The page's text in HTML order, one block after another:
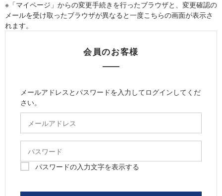
※「マイページ」からの変更手続きを行ったブラウザと、変更確認の
メールを受け取ったブラウザが異なると一度こちらの画面が表示さ
れます。
会員のお客様
メールアドレスとパスワードを入力してログインしてくだ
さい。
パスワードの入力文字を表示する